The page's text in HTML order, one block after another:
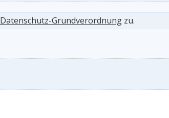
Datenschutz-Grundverordnungzu.